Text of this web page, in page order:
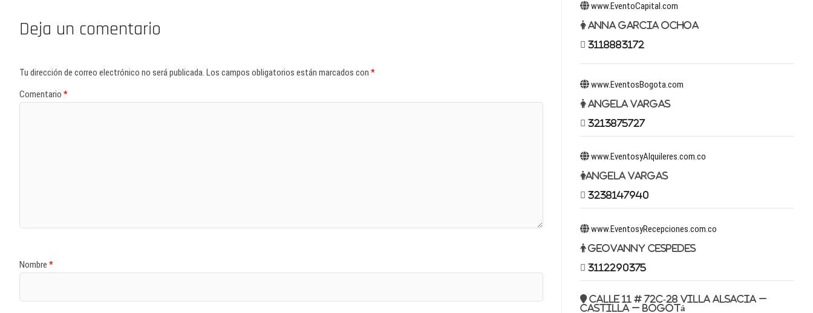
Deja un comentario
Tu dirección de correo electrónico no será publicada. Los campos obligatorios están marcados con *
Comentario *
Nombre *
www.EventoCapital.com
Anna Garcia Ochoa
3118883172
www.EventosBogota.com
Angela Vargas
3213875727
www.EventosyAlquileres.com.co
Angela Vargas
3238147940
www.EventosyRecepciones.com.co
Geovanny Cespedes
3112290375
Calle 11 # 72c-28 Villa Alsacia –
Castilla – Bogotá